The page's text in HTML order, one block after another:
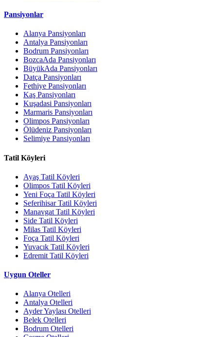
Pansiyonlar
Alanya Pansiyonları
Antalya Pansiyonları
Bodrum Pansiyonları
BozcaAda Pansiyonları
BüyükAda Pansiyonları
Datça Pansiyonları
Fethiye Pansiyonları
Kaş Pansiyonları
Kuşadasi Pansiyonları
Marmaris Pansiyonları
Olimpos Pansiyonları
Ölüdeniz Pansiyonları
Selimiye Pansiyonları
Tatil Köyleri
Ayaş Tatil Köyleri
Olimpos Tatil Köyleri
Yeni Foça Tatil Köyleri
Seferihisar Tatil Köyleri
Manavgat Tatil Köyleri
Side Tatil Köyleri
Milas Tatil Köyleri
Foça Tatil Köyleri
Yuvacık Tatil Köyleri
Edremit Tatil Köyleri
Uygun Oteller
Alanya Otelleri
Antalya Otelleri
Ayder Yaylası Otelleri
Belek Otelleri
Bodrum Otelleri